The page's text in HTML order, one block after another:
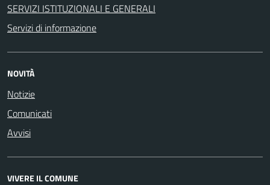
SERVIZI ISTITUZIONALI E GENERALI
Servizi di informazione
NOVITÀ
Notizie
Comunicati
Avvisi
VIVERE IL COMUNE